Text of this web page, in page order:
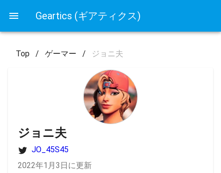
Geartics (ギアティクス)
Top / ゲーマー / ジョニ夫
ジョニ夫
JO_45S45
2022年1月3日に更新